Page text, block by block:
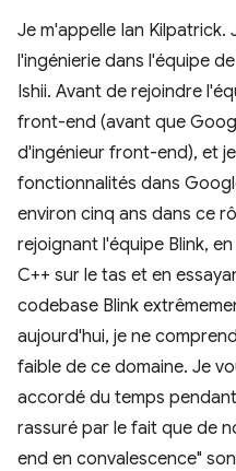
Je m'appelle Ian Kilpatrick.
l'ingénierie dans l'équipe
Ishii. Avant de rejoindre
front-end (avant que
d'ingénieur front-end), et
fonctionnalités dans
environ cinq ans dans ce
rejoignant l'équipe Blink,
C++ sur le tas et en
codebase Blink
aujourd'hui, je ne
faible de ce domaine. Je
accordé du temps
rassuré par le fait que de
end en convalescence"